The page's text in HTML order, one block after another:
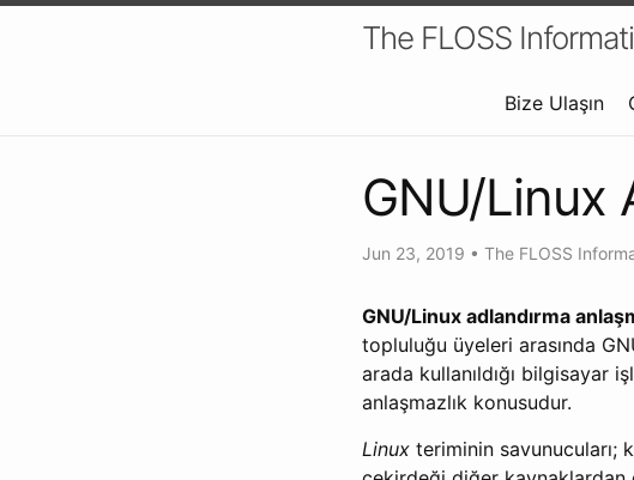
The FLOSS
Bize Ulaşın
GNU/Linux
Jun 23, 2019 • The FLOSS
GNU/Linux adlandırma
topluluğu üyeleri arasında
arada kullanıldığı bilgisayar
anlaşmazlık konusudur.
Linux teriminin savunucuları;